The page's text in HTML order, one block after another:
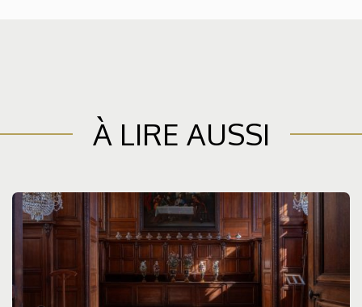
À LIRE AUSSI